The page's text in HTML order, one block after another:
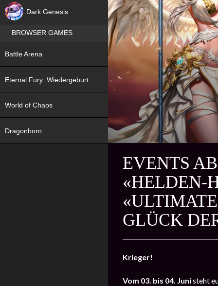
EVENTS
«HELDEN-
GLÜCK
Krieger!
Vom 03. bis 04. Junisteht
Dark Genesis
NEW
BROWSER GAMES
Battle Arena
NEW
Eternal Fury: Wiedergeburt
World of Chaos
Dragonborn